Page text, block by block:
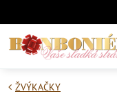
ŽVÝKAČKY